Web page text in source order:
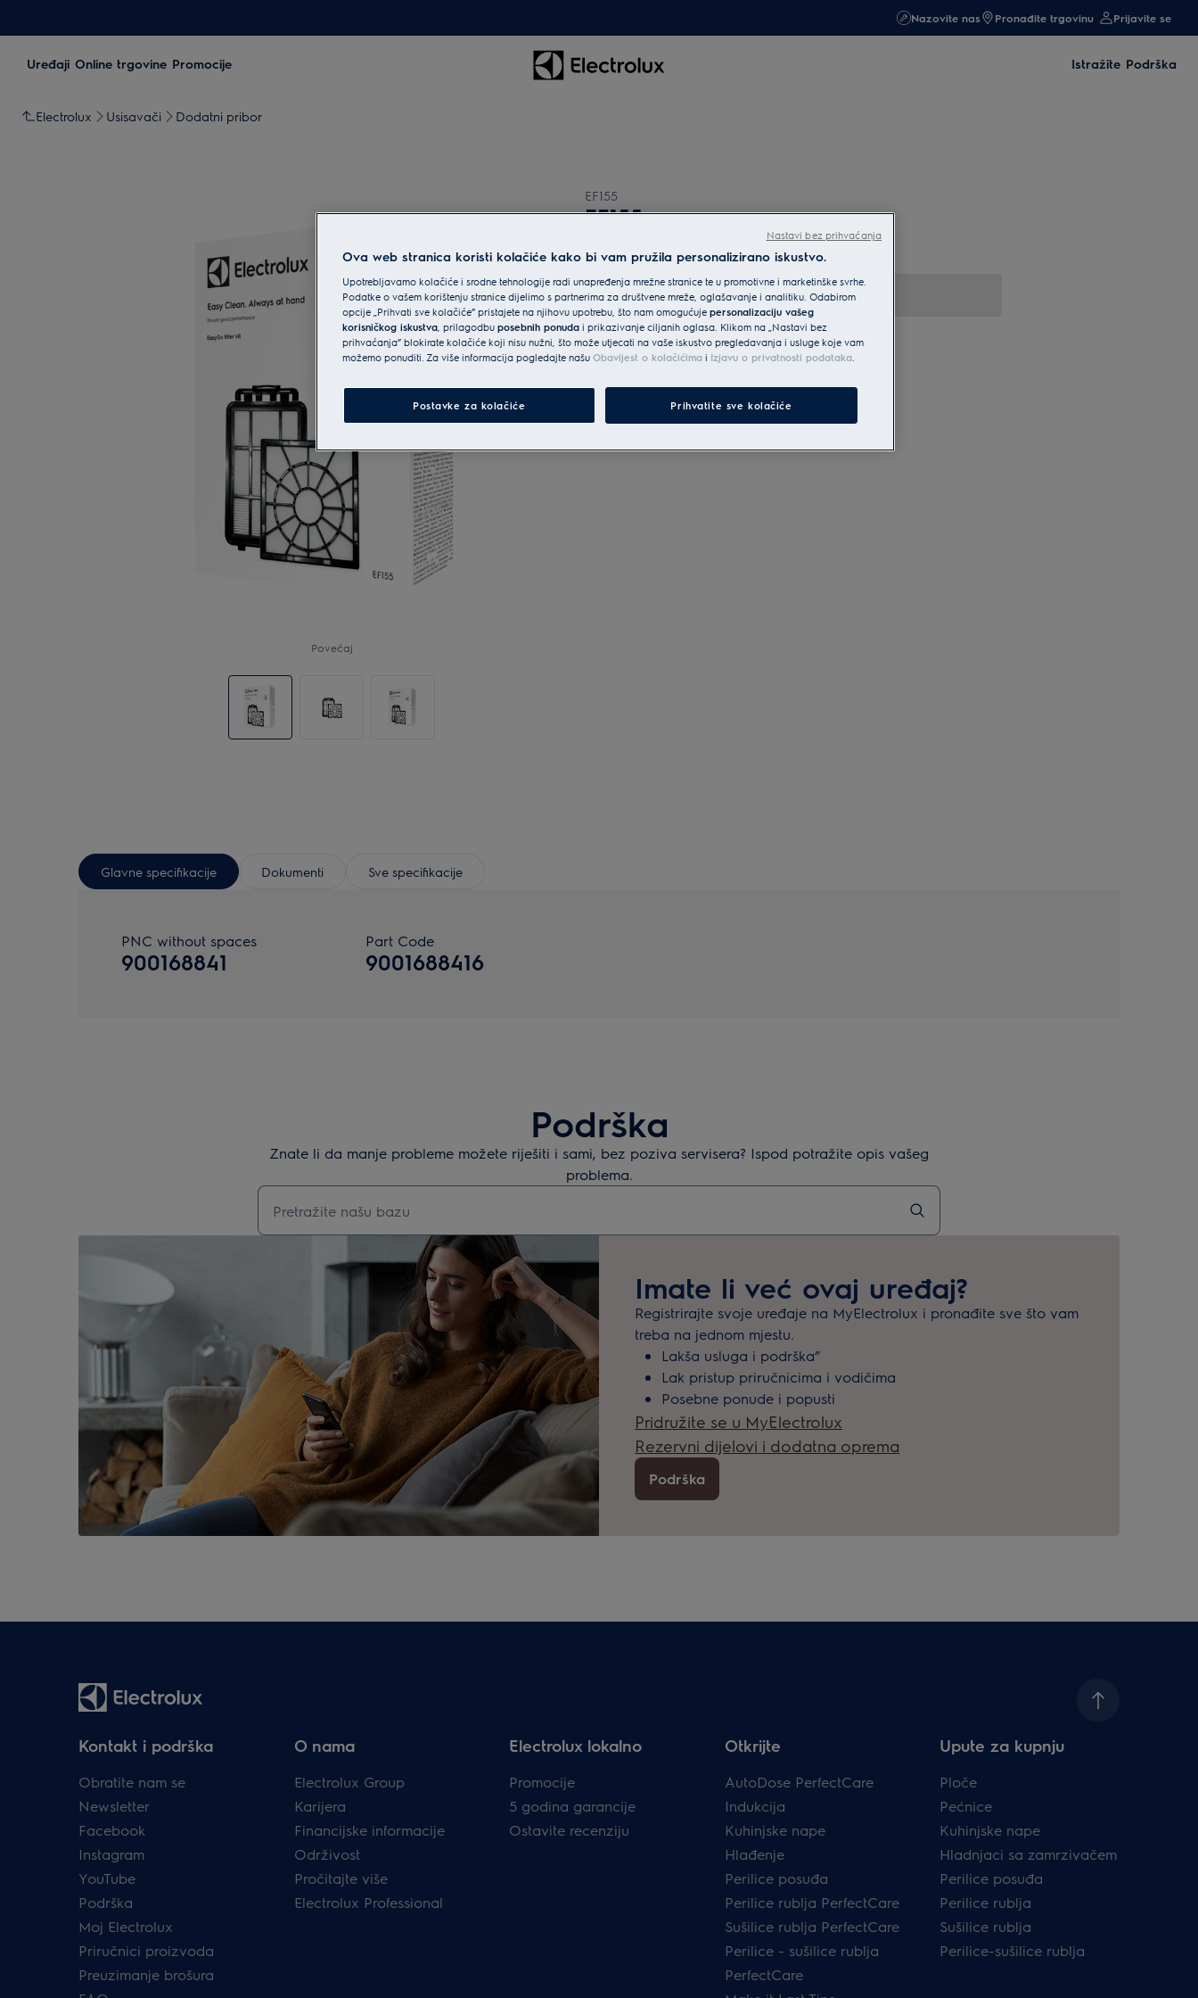
Nazovite nas Pronađite trgovinu Prijavite se
Uređaji Online trgovine Promocije Istražite Podrška
Electrolux Usisavači Dodatni pribor
Povećaj
EF155
EF155
0 (0)
Glavne specifikacije Dokumenti Sve specifikacije
PNC without spaces
900168841
Part Code
9001688416
Podrška
Znate li da manje probleme možete riješiti i sami, bez poziva servisera? Ispod potražite opis vašeg
problema.
Upišite za pretraživanje članaka podrške
Imate li već ovaj uređaj?
Registrirajte svoje uređaje na MyElectrolux i pronađite sve što vam
treba na jednom mjestu.
Lakša usluga i podrška”
Lak pristup priručnicima i vodičima
Posebne ponude i popusti
Pridružite se u MyElectrolux
Rezervni dijelovi i dodatna oprema
Podrška
Kontakt i podrška
Obratite nam se
Newsletter
Facebook
Instagram
YouTube
Podrška
Moj Electrolux
Priručnici proizvoda
Preuzimanje brošura
O nama
Electrolux Group
Karijera
Financijske informacije
Održivost
Pročitajte više
Electrolux Professional
Electrolux lokalno
Promocije
5 godina garancije
Ostavite recenziju
Otkrijte
AutoDose PerfectCare
Indukcija
Kuhinjske nape
Hlađenje
Perilice posuđa
Perilice rublja PerfectCare
Sušilice rublja PerfectCare
Perilice - sušilice rublja
PerfectCare
Upute za kupnju
Ploče
Pećnice
Kuhinjske nape
Hladnjaci sa zamrzivačem
Perilice posuđa
Perilice rublja
Sušilice rublja
Perilice-sušilice rublja
Ova web stranica koristi kolačiće kako bi vam pružila personalizirano iskustvo.
Upotrebljavamo kolačiće i srodne tehnologije radi unapređenja mrežne stranice te u promotivne i marketinške svrhe.
Podatke o vašem korištenju stranice dijelimo s partnerima za društvene mreže, oglašavanje i analitiku. Odabirom
opcije „Prihvati sve kolačiće” pristajete na njihovu upotrebu, što nam omogućuje personalizaciju vašeg
korisničkog iskustva, prilagodbu posebnih ponuda i prikazivanje ciljanih oglasa. Klikom na „Nastavi bez
prihvaćanja” blokirate kolačiće koji nisu nužni, što može utjecati na vaše iskustvo pregledavanja i usluge koje vam
možemo ponuditi. Za više informacija pogledajte našu Obavijest o kolačićima i Izjavu o privatnosti podataka.
Postavke za kolačiće Prihvatite sve kolačiće
Nastavi bez prihvaćanja